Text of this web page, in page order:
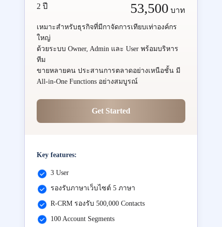
2 ปี 53,500 บาท
เหมาะสำหรับธุรกิจที่มีกาจัดการเทียบเท่าองค์กร
ใหญ่
ด้วยระบบ Owner, Admin และ User พร้อมบริหาร
ทีม
ขายหลายคน ประสานการตลาดอย่างเหนือชั้น มี
All-in-One Functions อย่างสมบูรณ์
Get Started
Key features:
3 User
รองรับภาษาเว็บไซต์ 5 ภาษา
R-CRM รองรับ 500,000 Contacts
100 Account Segments